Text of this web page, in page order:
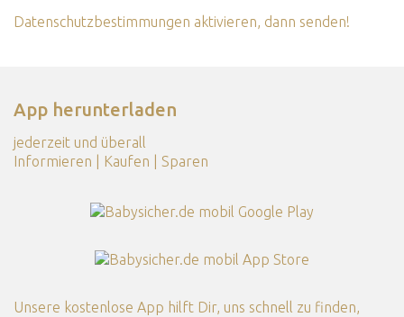
Datenschutzbestimmungen aktivieren, dann senden!
App herunterladen
jederzeit und überall
Informieren | Kaufen | Sparen
Unsere kostenlose App hilft Dir, uns schnell zu finden,